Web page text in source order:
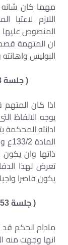
مهما كان شانه
اللازم
ان المتهمة
البوليس واهانته
( جلسة 26/1/1948 طعن 2576 سنة 17 ق )
اذا كان
يوجه الالفاظ
ادانته
ذاتها وان
تعرض لهذا
يكون قاصرا
( جلسة 24/1/1953 طعن رقم 1217 سنة 22 ق )
مادام الحكم قد
انها وجهت منه